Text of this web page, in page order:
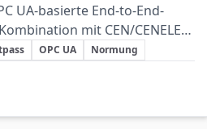
UA-basierte End-to-End-
mit CEN/CENELEC-
dataspace-Technologie bildet
eine interoperable und
des EU-Digitalen
OPC UA Normung